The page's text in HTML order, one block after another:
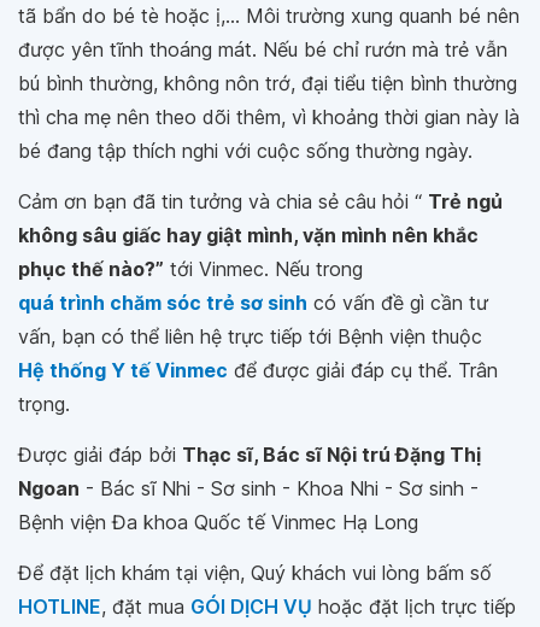
tã bẩn do bé tè hoặc ị,... Môi trường xung quanh bé nên
được yên tĩnh thoáng mát. Nếu bé chỉ rướn mà trẻ vẫn
bú bình thường, không nôn trớ, đại tiểu tiện bình thường
thì cha mẹ nên theo dõi thêm, vì khoảng thời gian này là
bé đang tập thích nghi với cuộc sống thường ngày.
Cảm ơn bạn đã tin tưởng và chia sẻ câu hỏi “ Trẻ ngủ
không sâu giấc hay giật mình, vặn mình nên khắc
phục thế nào?” tới Vinmec. Nếu trong
quá trình chăm sóc trẻ sơ sinh có vấn đề gì cần tư
vấn, bạn có thể liên hệ trực tiếp tới Bệnh viện thuộc
Hệ thống Y tế Vinmec để được giải đáp cụ thể. Trân
trọng.
Được giải đáp bởi Thạc sĩ, Bác sĩ Nội trú Đặng Thị
Ngoan - Bác sĩ Nhi - Sơ sinh - Khoa Nhi - Sơ sinh -
Bệnh viện Đa khoa Quốc tế Vinmec Hạ Long
Để đặt lịch khám tại viện, Quý khách vui lòng bấm số
HOTLINE, đặt mua GÓI DỊCH VỤ hoặc đặt lịch trực tiếp